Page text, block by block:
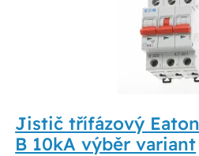
Jistič třífázový
B 10kA výběr variant